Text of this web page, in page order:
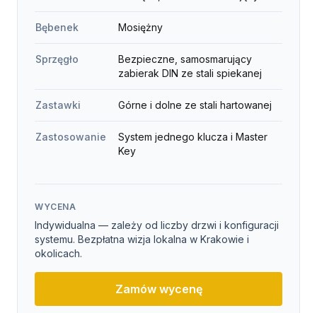
Bębenek Mosiężny
Sprzęgło
Bezpieczne, samosmarujący
zabierak DIN ze stali spiekanej
Zastawki Górne i dolne ze stali hartowanej
Zastosowanie
System jednego klucza i Master
Key
WYCENA
Indywidualna — zależy od liczby drzwi i konfiguracji
systemu. Bezpłatna wizja lokalna w Krakowie i
okolicach.
Zamów wycenę